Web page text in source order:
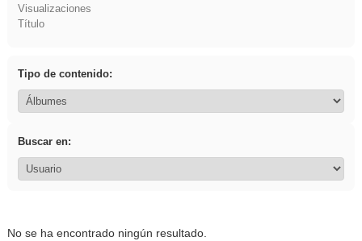
Visualizaciones
Título
Tipo de contenido:
Buscar en:
No se ha encontrado ningún resultado.